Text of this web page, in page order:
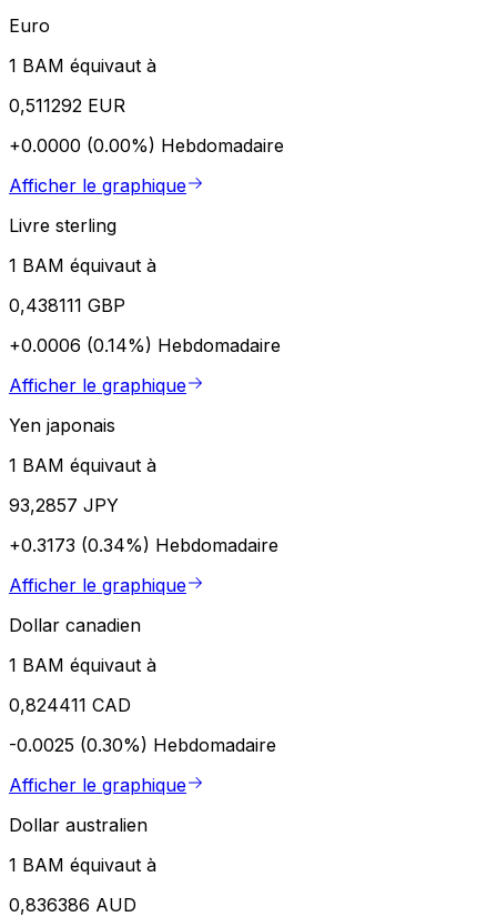
Euro
1 BAM équivaut à
0,511292 EUR
+0.0000 (0.00%) Hebdomadaire
Afficher le graphique
Livre sterling
1 BAM équivaut à
0,438111 GBP
+0.0006 (0.14%) Hebdomadaire
Afficher le graphique
Yen japonais
1 BAM équivaut à
93,2857 JPY
+0.3173 (0.34%) Hebdomadaire
Afficher le graphique
Dollar canadien
1 BAM équivaut à
0,824411 CAD
-0.0025 (0.30%) Hebdomadaire
Afficher le graphique
Dollar australien
1 BAM équivaut à
0,836386 AUD